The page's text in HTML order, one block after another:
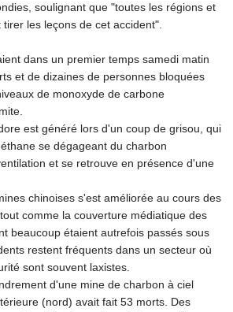
soulignant que "toutes les régions et
les leçons de cet accident".
dans un premier temps samedi matin
et de dizaines de personnes bloquées
de monoxyde de carbone
est généré lors d'un coup de grisou, qui
se dégageant du charbon
et se retrouve en présence d'une
chinoises s'est améliorée au cours des
comme la couverture médiatique des
beaucoup étaient autrefois passés sous
restent fréquents dans un secteur où
sont souvent laxistes.
d'une mine de charbon à ciel
(nord) avait fait 53 morts. Des